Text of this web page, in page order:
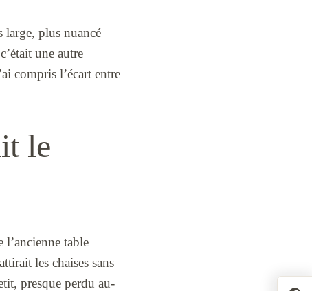
large, plus nuancé
une autre
compris l’écart entre
le
table
les chaises sans
presque perdu au-